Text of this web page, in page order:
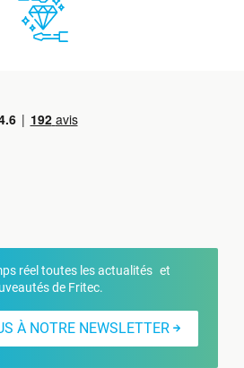
réel toutes les actualités et
de Fritec.
À NOTRE NEWSLETTER